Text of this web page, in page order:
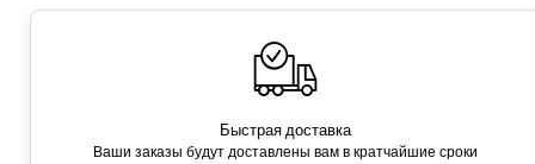
Быстрая доставка
Ваши заказы будут доставлены вам в кратчайшие сроки